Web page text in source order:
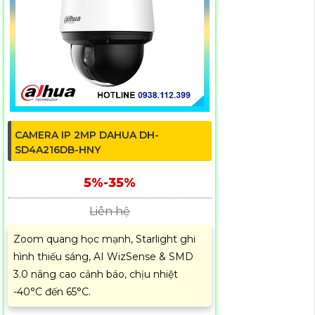
CAMERA IP 2MP DAHUA DH-
SD4A216DB-HNY
5%-35%
Liên hệ
Zoom quang học mạnh, Starlight ghi
hình thiếu sáng, AI WizSense & SMD
3.0 nâng cao cảnh báo, chịu nhiệt
-40°C đến 65°C.